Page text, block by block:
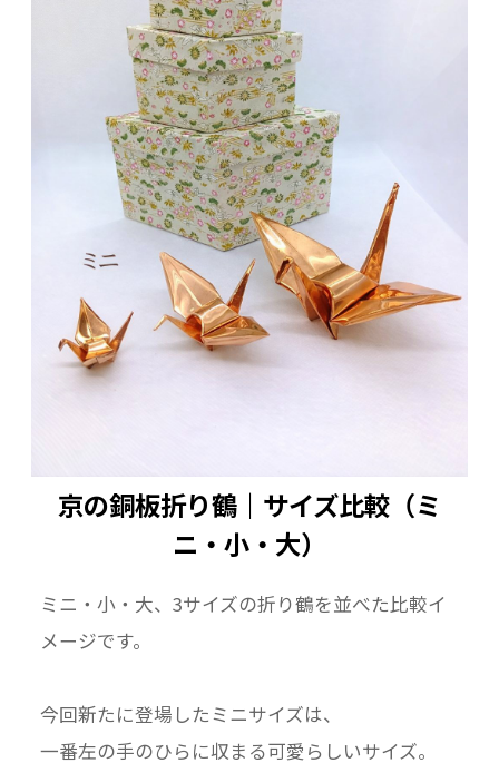
京の銅板折り鶴｜サイズ比較（ミ
ニ・小・大）
ミニ・小・大、3サイズの折り鶴を並べた比較イ
メージです。
今回新たに登場したミニサイズは、
一番左の手のひらに収まる可愛らしいサイズ。